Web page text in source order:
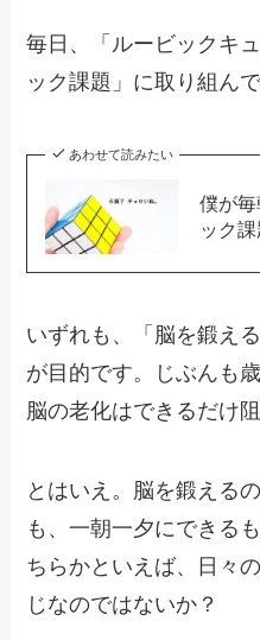
毎日、「ルービックキ
ック課題」に取り組ん
あわせて読みたい
僕が
ック
いずれも、「脳を鍛え
が目的です。じぶんも
脳の老化はできるだけ
とはいえ。脳を鍛える
も、一朝一夕にできる
ちらかといえば、日々
じなのではないか？